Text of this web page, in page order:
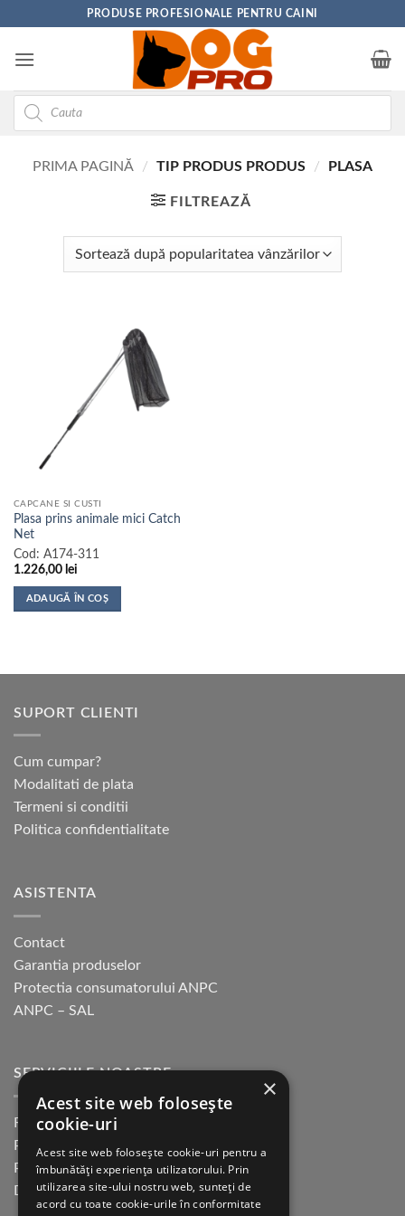
content
PRODUSE PROFESIONALE PENTRU CAINI
Products
search
PRIMA PAGINĂ / TIP PRODUS PRODUS / PLASA
FILTREAZĂ
CAPCANE SI CUSTI
Plasa prins animale mici Catch
Net
Cod: A174-311
1.226,00 lei
ADAUGĂ ÎN COȘ
SUPORT CLIENTI
Cum cumpar?
Modalitati de plata
Termeni si conditii
Politica confidentialitate
ASISTENTA
Contact
Garantia produselor
Protectia consumatorului ANPC
ANPC – SAL
SERVICIILE NOASTRE
Returnare in 30 de zile
Plata cu cardul Guerrilla
Plata in rate fara dobanda
Distributie sau profesionisti
×
Acest site web folosește
cookie-uri
Acest site web folosește cookie-uri pentru a
îmbunătăți experiența utilizatorului. Prin
utilizarea site-ului nostru web, sunteți de
acord cu toate cookie-urile în conformitate